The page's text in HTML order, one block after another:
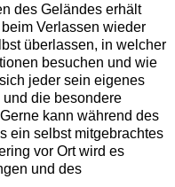
des Geländes erhält
Verlassen wieder
überlassen, in welcher
besuchen und wie
jeder sein eigenes
die besondere
kann während des
ein selbst mitgebrachtes
vor Ort wird es
und des